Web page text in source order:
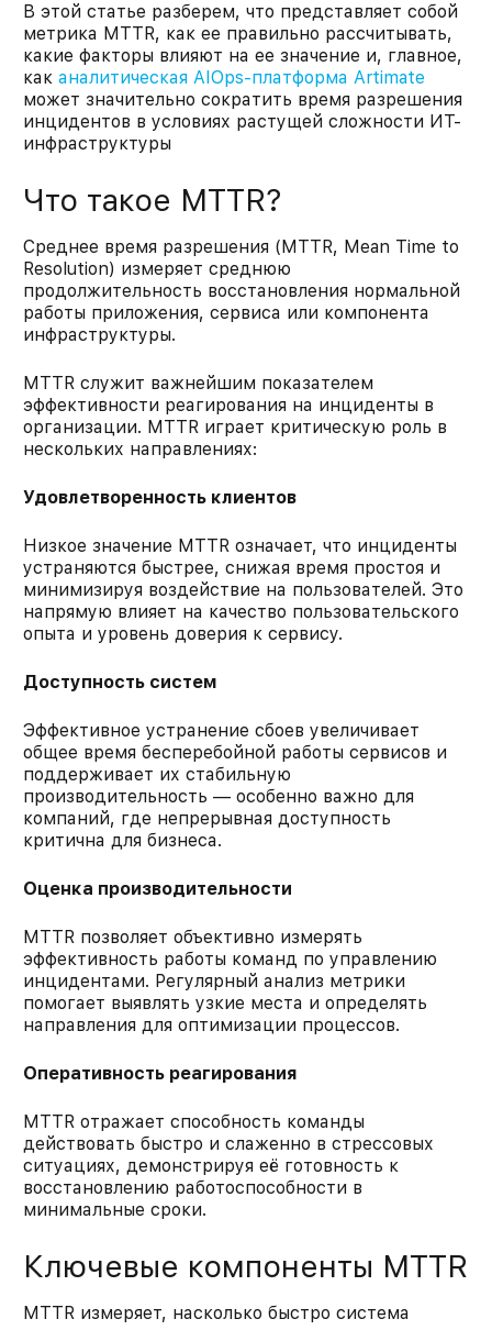
В этой статье разберем, что представляет собой
метрика MTTR, как ее правильно рассчитывать,
какие факторы влияют на ее значение и, главное,
как аналитическая AIOps-платформа Artimate
может значительно сократить время разрешения
инцидентов в условиях растущей сложности ИТ-
инфраструктуры
Что такое MTTR?
Среднее время разрешения (MTTR, Mean Time to
Resolution) измеряет среднюю
продолжительность восстановления нормальной
работы приложения, сервиса или компонента
инфраструктуры.
MTTR служит важнейшим показателем
эффективности реагирования на инциденты в
организации. MTTR играет критическую роль в
нескольких направлениях:
Удовлетворенность клиентов
Низкое значение MTTR означает, что инциденты
устраняются быстрее, снижая время простоя и
минимизируя воздействие на пользователей. Это
напрямую влияет на качество пользовательского
опыта и уровень доверия к сервису.
Доступность систем
Эффективное устранение сбоев увеличивает
общее время бесперебойной работы сервисов и
поддерживает их стабильную
производительность — особенно важно для
компаний, где непрерывная доступность
критична для бизнеса.
Оценка производительности
MTTR позволяет объективно измерять
эффективность работы команд по управлению
инцидентами. Регулярный анализ метрики
помогает выявлять узкие места и определять
направления для оптимизации процессов.
Оперативность реагирования
MTTR отражает способность команды
действовать быстро и слаженно в стрессовых
ситуациях, демонстрируя её готовность к
восстановлению работоспособности в
минимальные сроки.
Ключевые компоненты MTTR
MTTR измеряет, насколько быстро система